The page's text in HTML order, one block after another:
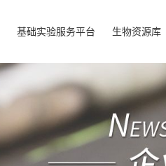
基础实验服务平台 生物资源库